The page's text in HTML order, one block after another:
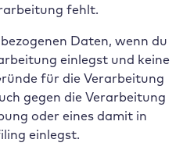
fehlt.
Daten, wenn du
einlegst und keine
für die Verarbeitung
gegen die Verarbeitung
oder eines damit in
einlegst.